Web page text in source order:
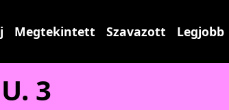
Megtekintett Szavazott Legjobb
3